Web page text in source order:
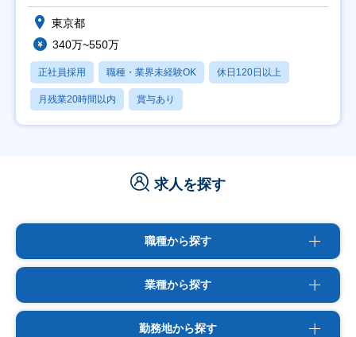
東京都
340万~550万
正社員採用 職種・業界未経験OK 休日120日以上
月残業20時間以内 賞与あり
求人を探す
職種から探す
業種から探す
勤務地から探す